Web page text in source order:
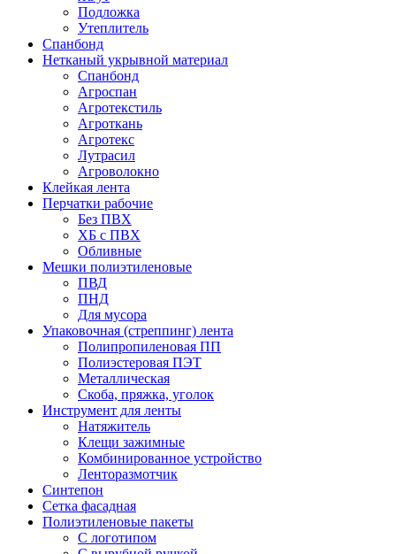
Подложка
Утеплитель
Спанбонд
Нетканый укрывной материал
Спанбонд
Агроспан
Агротекстиль
Агроткань
Агротекс
Лутрасил
Агроволокно
Клейкая лента
Перчатки рабочие
Без ПВХ
ХБ с ПВХ
Обливные
Мешки полиэтиленовые
ПВД
ПНД
Для мусора
Упаковочная (стреппинг) лента
Полипропиленовая ПП
Полиэстеровая ПЭТ
Металлическая
Скоба, пряжка, уголок
Инструмент для ленты
Натяжитель
Клещи зажимные
Комбинированное устройство
Ленторазмотчик
Синтепон
Сетка фасадная
Полиэтиленовые пакеты
С логотипом